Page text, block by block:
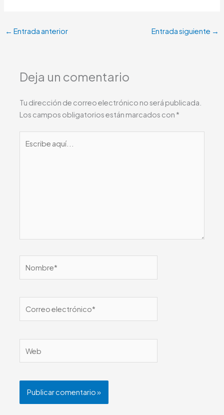
← Entrada anterior Entrada siguiente →
Deja un comentario
Tu dirección de correo electrónico no será publicada.
Los campos obligatorios están marcados con *
aquí...
electrónico*